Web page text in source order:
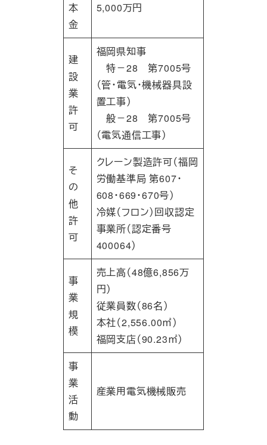
本
金
5,000万円
建
設
業
許
可
福岡県知事
特－28 第7005号
（管・電気・機械器具設
置工事）
般－28 第7005号
（電気通信工事）
そ
の
他
許
可
クレーン製造許可（福岡
労働基準局 第607・
608・669・670号）
冷媒（フロン）回収認定
事業所（認定番号
400064）
事
業
規
模
売上高（48億6,856万
円）
従業員数（86名）
本社（2,556.00㎡）
福岡支店（90.23㎡）
事
業
活
動
産業用電気機械販売